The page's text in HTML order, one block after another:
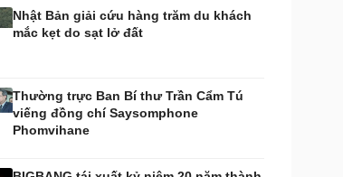
Sức khỏe
Sản phụ khoa
Nhi khoa
Nhật Bản giải cứu hàng trăm du khách
mắc kẹt do sạt lở đất
Thường trực Ban Bí thư Trần Cẩm Tú
viếng đồng chí Saysomphone
Phomvihane